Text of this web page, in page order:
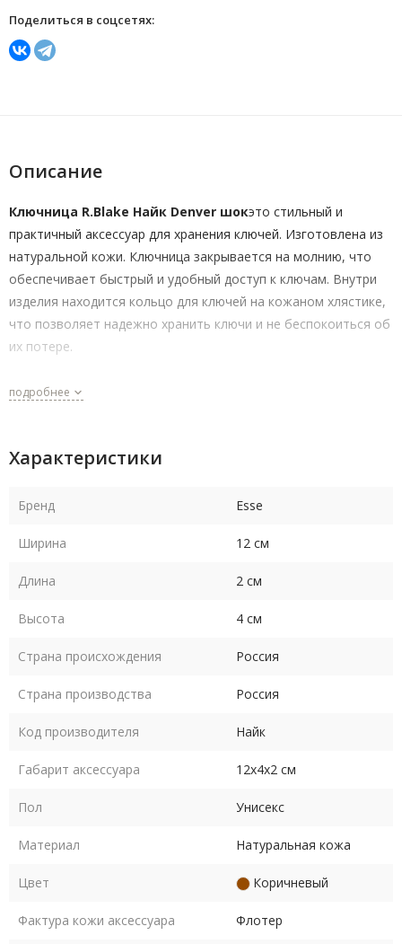
Поделиться в соцсетях:
Описание
Ключница R.Blake Найк Denver шокэто стильный и
практичный аксессуар для хранения ключей. Изготовлена из
натуральной кожи. Ключница закрывается на молнию, что
обеспечивает быстрый и удобный доступ к ключам. Внутри
изделия находится кольцо для ключей на кожаном хлястике,
что позволяет надежно хранить ключи и не беспокоиться об
их потере.
Ключница R.Blake подходит для использования в любое
Выбирая ключницу R.Blake, вы получаете стильный,
функциональный и надежный аксессуар для хранения ключей,
подробнее
Характеристики
Бренд Esse
Ширина 12 см
Длина 2 см
Высота 4 см
Страна происхождения Россия
Страна производства Россия
Код производителя Найк
Габарит аксессуара 12х4х2 см
Пол Унисекс
Материал Натуральная кожа
Цвет Коричневый
Фактура кожи аксессуара Флотер